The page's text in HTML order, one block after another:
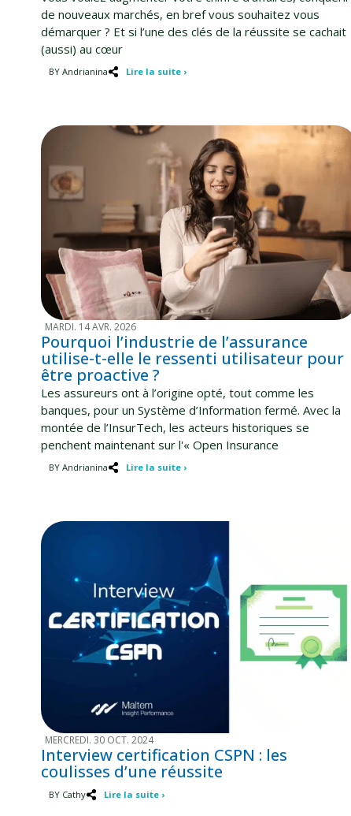
de nouveaux marchés, en bref vous souhaitez vous
démarquer ? Et si l’une des clés de la réussite se cachait
(aussi) au cœur
BY Andrianina Lire la suite ›
MARDI. 14 AVR. 2026
Pourquoi l’industrie de l’assurance
utilise-t-elle le ressenti utilisateur pour
être proactive ?
Les assureurs ont à l’origine opté, tout comme les
banques, pour un Système d’Information fermé. Avec la
montée de l’InsurTech, les acteurs historiques se
penchent maintenant sur l'« Open Insurance
BY Andrianina Lire la suite ›
MERCREDI. 30 OCT. 2024
Interview certification CSPN : les
coulisses d’une réussite
BY Cathy Lire la suite ›